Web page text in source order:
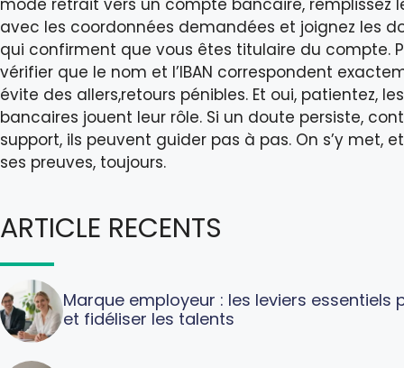
mode retrait vers un compte bancaire, remplissez
avec les coordonnées demandées et joignez les
qui confirment que vous êtes titulaire du compte.
vérifier que le nom et l’IBAN correspondent
évite des allers,retours pénibles. Et oui, patientez,
bancaires jouent leur rôle. Si un doute persiste,
support, ils peuvent guider pas à pas. On s’y met,
ses preuves, toujours.
ARTICLE RECENTS
Marque employeur : les leviers essentiels
et fidéliser les talents